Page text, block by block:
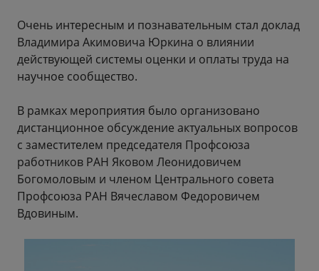
Очень интересным и познавательным стал доклад
Владимира Акимовича Юркина о влиянии
действующей системы оценки и оплаты труда на
научное сообщество.
В рамках мероприятия было организовано
дистанционное обсуждение актуальных вопросов
с заместителем председателя Профсоюза
работников РАН Яковом Леонидовичем
Богомоловым и членом Центрального совета
Профсоюза РАН Вячеславом Федоровичем
Вдовиным.